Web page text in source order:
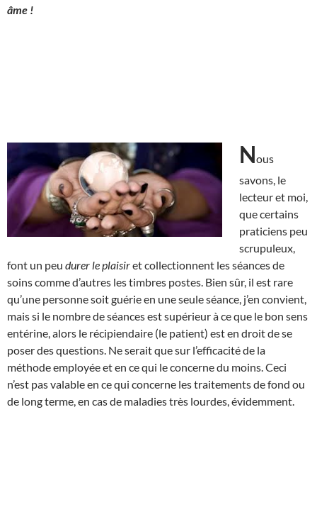
âme !
Nous
savons, le
lecteur et moi,
que certains
praticiens peu
scrupuleux,
font un peu durer le plaisiret collectionnent les séances de
soins comme d’autres les timbres postes. Bien sûr, il est rare
qu’une personne soit guérie en une seule séance, j’en convient,
mais si le nombre de séances est supérieur à ce que le bon sens
entérine, alors le récipiendaire (le patient) est en droit de se
poser des questions. Ne serait que sur l’efficacité de la
méthode employée et en ce qui le concerne du moins. Ceci
n’est pas valable en ce qui concerne les traitements de fond ou
de long terme, en cas de maladies très lourdes, évidemment.